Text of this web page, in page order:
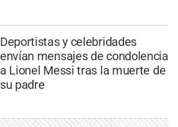
Deportistas y celebridades
envían mensajes de condolencia
a Lionel Messi tras la muerte de
su padre